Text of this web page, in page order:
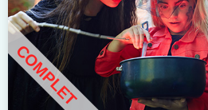
COMPLET